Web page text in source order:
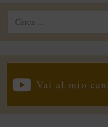
Ricerca
Vai al mio